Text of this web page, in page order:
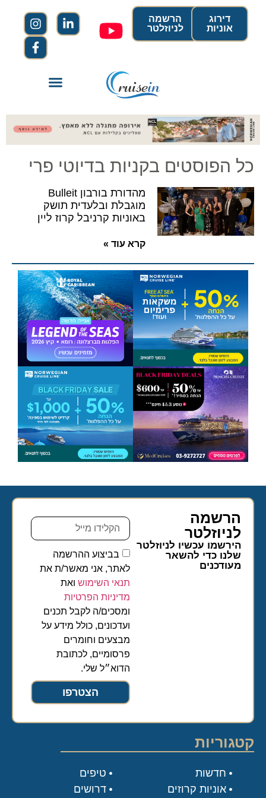
הרשמה
לניוזלטר
דירוג
אוניות
כל הפוסטים בקניות בדיוטי פרי
מהדורת בורבון Bulleit
מוגבלת ובלעדית תושק
באוניות קרניבל קרוז ליין
קרא עוד »
הרשמה
לניוזלטר​
הירשמו עכשיו לניוזלטר
שלנו כדי להשאר
מעודכנים
בביצוע ההרשמה
לאתר, אני מאשר/ת את
תנאי השימושואת
מדיניות הפרטיות
ומסכים/ה לקבל תכנים
ועדכונים, כולל מידע על
מבצעים וחומרים
פרסומיים, לכתובת
הדוא״ל שלי.
הצטרפו
קטגוריות
טיפים
דרושים
חדשות
אוניות קרוזים